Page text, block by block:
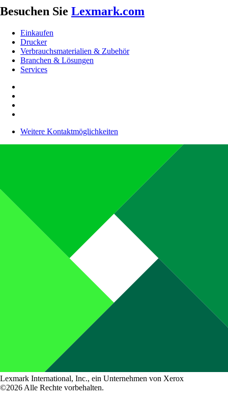
Besuchen Sie Lexmark.com
Einkaufen
Drucker
Verbrauchsmaterialien & Zubehör
Branchen & Lösungen
Services
Weitere Kontaktmöglichkeiten
Lexmark International, Inc., ein Unternehmen von Xerox
©2026 Alle Rechte vorbehalten.